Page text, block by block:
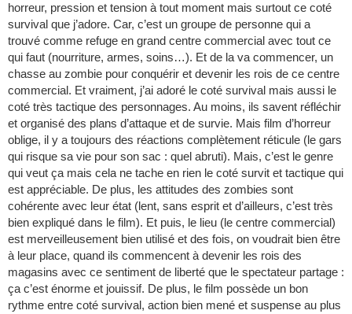
horreur, pression et tension à tout moment mais surtout ce coté
survival que j’adore. Car, c’est un groupe de personne qui a
trouvé comme refuge en grand centre commercial avec tout ce
qui faut (nourriture, armes, soins…). Et de la va commencer, un
chasse au zombie pour conquérir et devenir les rois de ce centre
commercial. Et vraiment, j’ai adoré le coté survival mais aussi le
coté très tactique des personnages. Au moins, ils savent réfléchir
et organisé des plans d’attaque et de survie. Mais film d’horreur
oblige, il y a toujours des réactions complètement réticule (le gars
qui risque sa vie pour son sac : quel abruti). Mais, c’est le genre
qui veut ça mais cela ne tache en rien le coté survit et tactique qui
est appréciable. De plus, les attitudes des zombies sont
cohérente avec leur état (lent, sans esprit et d’ailleurs, c’est très
bien expliqué dans le film). Et puis, le lieu (le centre commercial)
est merveilleusement bien utilisé et des fois, on voudrait bien être
à leur place, quand ils commencent à devenir les rois des
magasins avec ce sentiment de liberté que le spectateur partage :
ça c’est énorme et jouissif. De plus, le film possède un bon
rythme entre coté survival, action bien mené et suspense au plus